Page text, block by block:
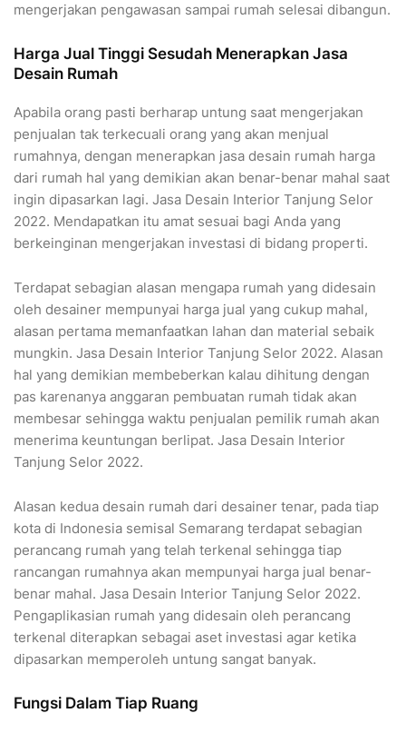
mengerjakan pengawasan sampai rumah selesai dibangun.
Harga Jual Tinggi Sesudah Menerapkan Jasa
Desain Rumah
Apabila orang pasti berharap untung saat mengerjakan
penjualan tak terkecuali orang yang akan menjual
rumahnya, dengan menerapkan jasa desain rumah harga
dari rumah hal yang demikian akan benar-benar mahal saat
ingin dipasarkan lagi. Jasa Desain Interior Tanjung Selor
2022. Mendapatkan itu amat sesuai bagi Anda yang
berkeinginan mengerjakan investasi di bidang properti.
Terdapat sebagian alasan mengapa rumah yang didesain
oleh desainer mempunyai harga jual yang cukup mahal,
alasan pertama memanfaatkan lahan dan material sebaik
mungkin. Jasa Desain Interior Tanjung Selor 2022. Alasan
hal yang demikian membeberkan kalau dihitung dengan
pas karenanya anggaran pembuatan rumah tidak akan
membesar sehingga waktu penjualan pemilik rumah akan
menerima keuntungan berlipat. Jasa Desain Interior
Tanjung Selor 2022.
Alasan kedua desain rumah dari desainer tenar, pada tiap
kota di Indonesia semisal Semarang terdapat sebagian
perancang rumah yang telah terkenal sehingga tiap
rancangan rumahnya akan mempunyai harga jual benar-
benar mahal. Jasa Desain Interior Tanjung Selor 2022.
Pengaplikasian rumah yang didesain oleh perancang
terkenal diterapkan sebagai aset investasi agar ketika
dipasarkan memperoleh untung sangat banyak.
Fungsi Dalam Tiap Ruang